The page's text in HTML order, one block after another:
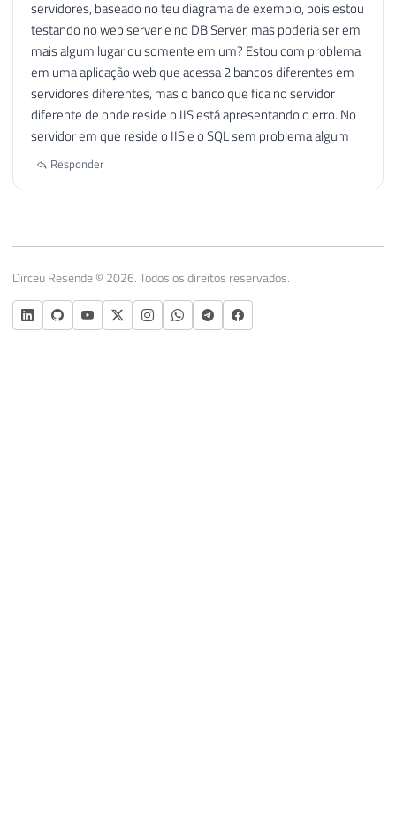
servidores, baseado no teu diagrama de exemplo, pois estou
testando no web server e no DB Server, mas poderia ser em
mais algum lugar ou somente em um? Estou com problema
em uma aplicação web que acessa 2 bancos diferentes em
servidores diferentes, mas o banco que fica no servidor
diferente de onde reside o IIS está apresentando o erro. No
servidor em que reside o IIS e o SQL sem problema algum
Responder
Dirceu Resende © 2026. Todos os direitos reservados.